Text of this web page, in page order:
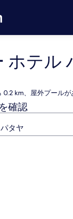
ホテル
0.2 km、屋外プール
確認